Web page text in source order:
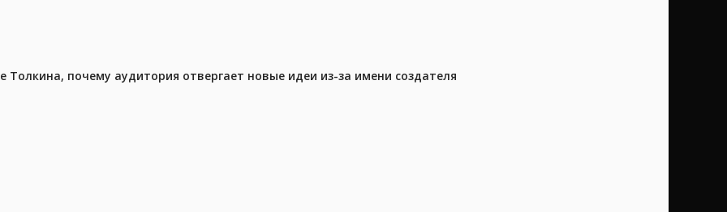
Толкина, почему аудитория отвергает новые идеи из-за имени создателя